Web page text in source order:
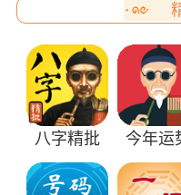
八字精批 今年运